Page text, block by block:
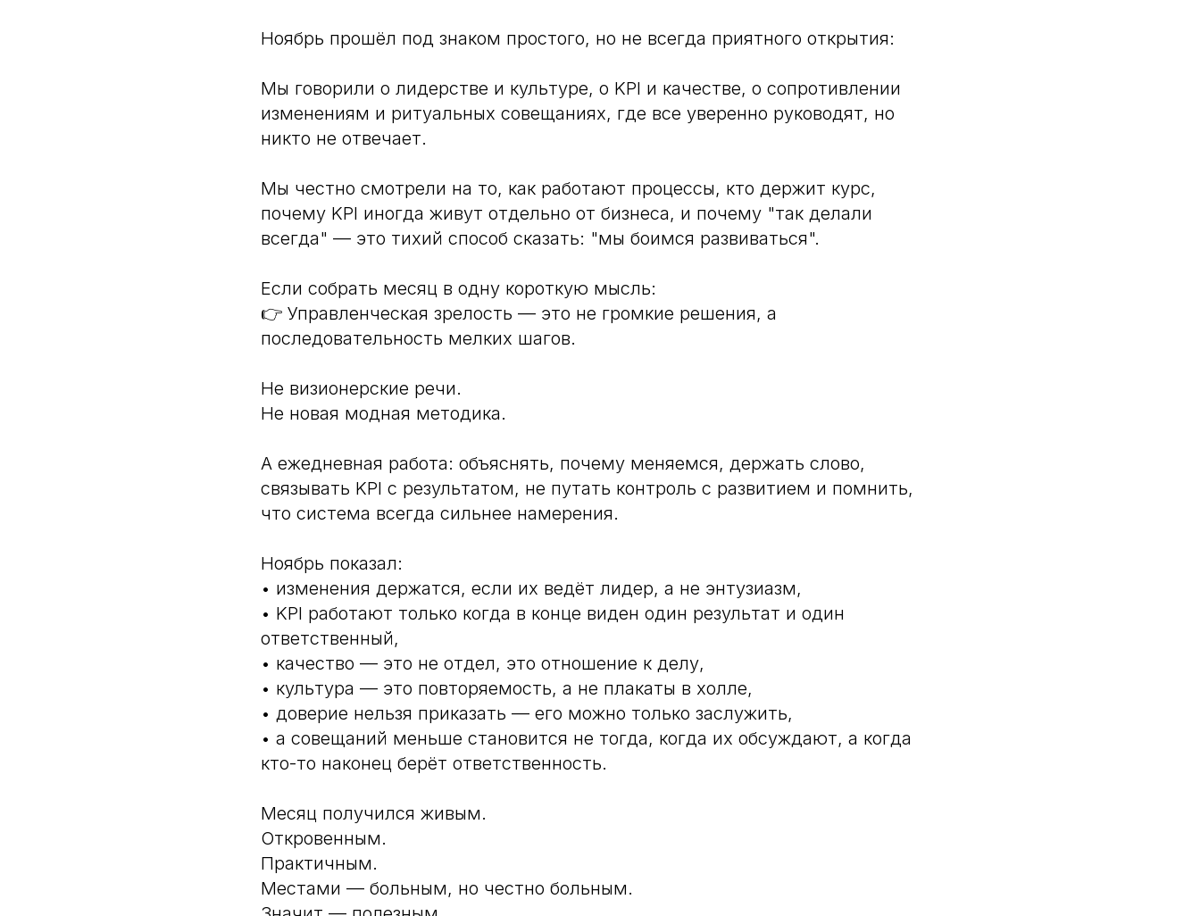
Ноябрь прошёл под знаком простого, но не всегда приятного открытия:
Мы говорили о лидерстве и культуре, о KPI и качестве, о сопротивлении
изменениям и ритуальных совещаниях, где все уверенно руководят, но
никто не отвечает.
Мы честно смотрели на то, как работают процессы, кто держит курс,
почему KPI иногда живут отдельно от бизнеса, и почему "так делали
всегда" — это тихий способ сказать: "мы боимся развиваться".
Если собрать месяц в одну короткую мысль:
👉 Управленческая зрелость — это не громкие решения, а
последовательность мелких шагов.
Не визионерские речи.
Не новая модная методика.
А ежедневная работа: объяснять, почему меняемся, держать слово,
связывать KPI с результатом, не путать контроль с развитием и помнить,
что система всегда сильнее намерения.
Ноябрь показал:
• изменения держатся, если их ведёт лидер, а не энтузиазм,
• KPI работают только когда в конце виден один результат и один
ответственный,
• качество — это не отдел, это отношение к делу,
• культура — это повторяемость, а не плакаты в холле,
• доверие нельзя приказать — его можно только заслужить,
• а совещаний меньше становится не тогда, когда их обсуждают, а когда
кто-то наконец берёт ответственность.
Месяц получился живым.
Откровенным.
Практичным.
Местами — больным, но честно больным.